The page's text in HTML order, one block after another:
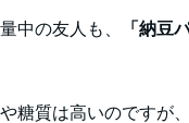
中の友人も、 「納豆
糖質は高いのですが